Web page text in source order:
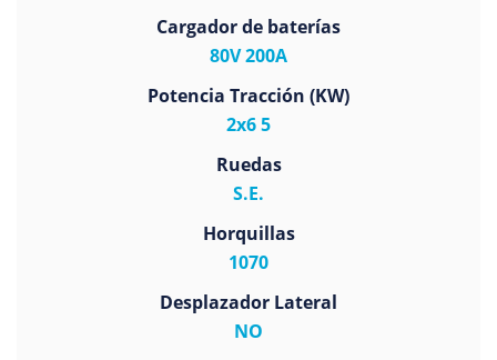
Cargador de baterías
80V 200A
Potencia Tracción (KW)
2x6 5
Ruedas
S.E.
Horquillas
1070
Desplazador Lateral
NO